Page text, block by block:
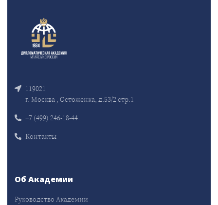
119021
г. Москва , Остоженка, д.53/2 стр.1
+7 (499) 246-18-44
Контакты
Об Академии
Руководство Академии